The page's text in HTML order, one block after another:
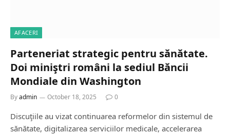
AFACERI
Parteneriat strategic pentru sănătate.
Doi miniştri români la sediul Băncii
Mondiale din Washington
Byadmin October 18, 2025 0
Discuţiile au vizat continuarea reformelor din sistemul de
sănătate, digitalizarea serviciilor medicale, accelerarea